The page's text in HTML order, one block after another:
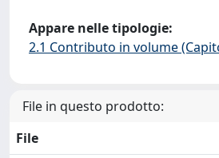
Appare nelle tipologie:
2.1 Contributo in volume
File in questo prodotto:
File